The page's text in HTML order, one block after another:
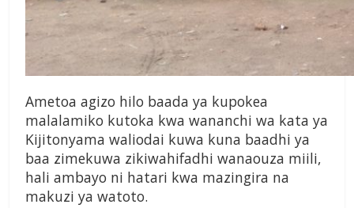
Ametoa agizo hilo baada ya kupokea
malalamiko kutoka kwa wananchi wa kata ya
Kijitonyama waliodai kuwa kuna baadhi ya
baa zimekuwa zikiwahifadhi wanaouza miili,
hali ambayo ni hatari kwa mazingira na
makuzi ya watoto.